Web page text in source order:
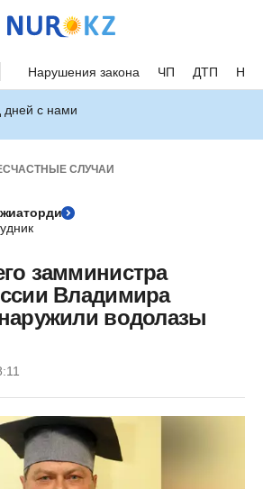
Нарушения закона ЧП ДТП
дней с нами
СЛУЧАИ
замминистра
Владимира
водолазы